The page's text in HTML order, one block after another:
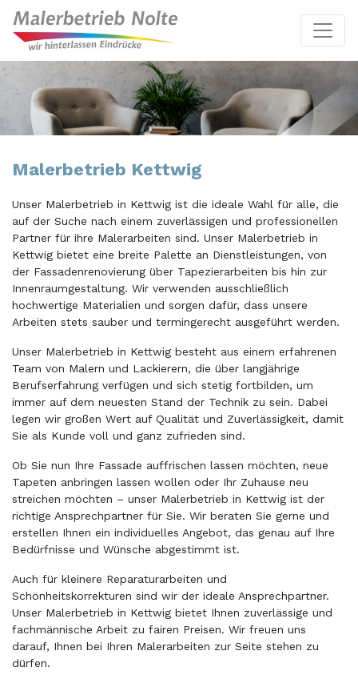
Malerbetrieb Kettwig
Unser Malerbetrieb in Kettwig ist die ideale Wahl für alle, die
auf der Suche nach einem zuverlässigen und professionellen
Partner für ihre Malerarbeiten sind. Unser Malerbetrieb in
Kettwig bietet eine breite Palette an Dienstleistungen, von
der Fassadenrenovierung über Tapezierarbeiten bis hin zur
Innenraumgestaltung. Wir verwenden ausschließlich
hochwertige Materialien und sorgen dafür, dass unsere
Arbeiten stets sauber und termingerecht ausgeführt werden.
Unser Malerbetrieb in Kettwig besteht aus einem erfahrenen
Team von Malern und Lackierern, die über langjährige
Berufserfahrung verfügen und sich stetig fortbilden, um
immer auf dem neuesten Stand der Technik zu sein. Dabei
legen wir großen Wert auf Qualität und Zuverlässigkeit, damit
Sie als Kunde voll und ganz zufrieden sind.
Ob Sie nun Ihre Fassade auffrischen lassen möchten, neue
Tapeten anbringen lassen wollen oder Ihr Zuhause neu
streichen möchten – unser Malerbetrieb in Kettwig ist der
richtige Ansprechpartner für Sie. Wir beraten Sie gerne und
erstellen Ihnen ein individuelles Angebot, das genau auf Ihre
Bedürfnisse und Wünsche abgestimmt ist.
Auch für kleinere Reparaturarbeiten und
Schönheitskorrekturen sind wir der ideale Ansprechpartner.
Unser Malerbetrieb in Kettwig bietet Ihnen zuverlässige und
fachmännische Arbeit zu fairen Preisen. Wir freuen uns
darauf, Ihnen bei Ihren Malerarbeiten zur Seite stehen zu
dürfen.